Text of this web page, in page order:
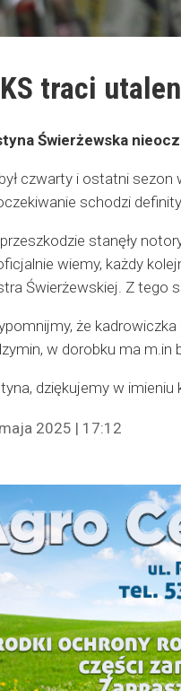
traci
Świerżewska
czwarty i ostatni sezon
schodzi
stanęły
wiemy, każdy
Świerżewskiej. Z tego
że
w dorobku ma
dziękujemy w
2025 | 17:12